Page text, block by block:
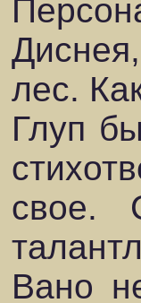
лес.
Глуп
свое.
Вано